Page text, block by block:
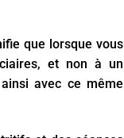
que lorsque vous
et non à un
avec ce même